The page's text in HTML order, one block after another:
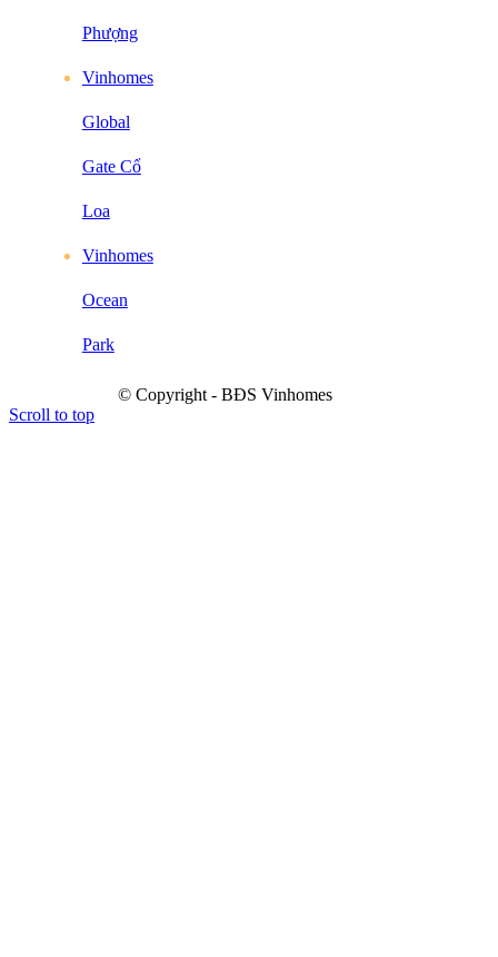
Phượng
Vinhomes
Global
Gate Cổ
Loa
Vinhomes
Ocean
Park
© Copyright - BĐS Vinhomes
Scroll to top